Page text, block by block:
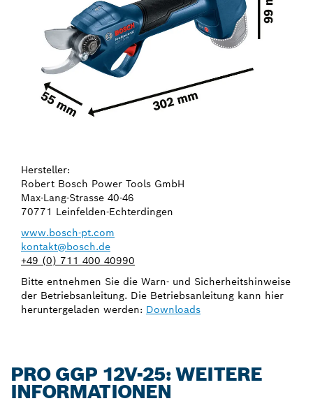
Hersteller:
Robert Bosch Power Tools GmbH
Max-Lang-Strasse 40-46
70771 Leinfelden-Echterdingen
www.bosch-pt.com
kontakt@bosch.de
+49 (0) 711 400 40990
Bitte entnehmen Sie die Warn- und Sicherheitshinweise
der Betriebsanleitung. Die Betriebsanleitung kann hier
heruntergeladen werden: Downloads
PRO GGP 12V-25: WEITERE
INFORMATIONEN